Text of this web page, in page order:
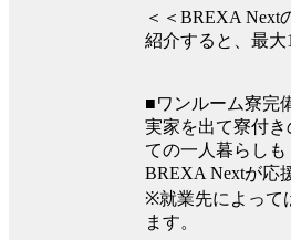
＜＜BREXA Next
紹介すると、最大
■ワンルーム寮完
実家を出て寮付
ての一人暮らしも
BREXA Nextが応
※就業先によって
ます。